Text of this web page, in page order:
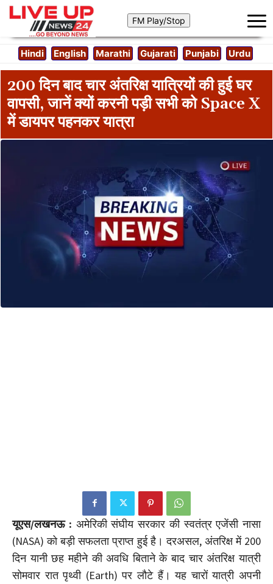
Hindi English Marathi Gujarati Punjabi Urdu
200 दिन बाद चार अंतरिक्ष यात्रियों की हुई घर
वापसी, जानें क्यों करनी पड़ी सभी को Space X
में डायपर पहनकर यात्रा
यूएस/लखनऊ : अमेरिकी संघीय सरकार की स्वतंत्र एजेंसी नासा
(NASA) को बड़ी सफलता प्राप्त हुई है। दरअसल, अंतरिक्ष में 200
दिन यानी छह महीने की अवधि बिताने के बाद चार अंतरिक्ष यात्री
सोमवार रात पृथ्वी (Earth) पर लौटे हैं। यह चारों यात्री अपनी